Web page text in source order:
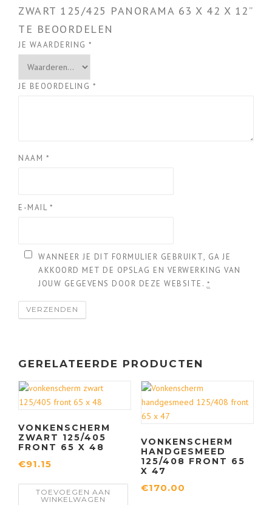
ZWART 125/425 PANORAMA 63 X 42 X 12”
TE BEOORDELEN
JE WAARDERING *
JE BEOORDELING *
NAAM *
E-MAIL *
WANNEER JE DIT FORMULIER GEBRUIKT, GA JE
AKKOORD MET DE OPSLAG EN VERWERKING VAN
JOUW GEGEVENS DOOR DEZE WEBSITE. *
GERELATEERDE PRODUCTEN
VONKENSCHERM
ZWART 125/405
FRONT 65 X 48
€91.15
TOEVOEGEN AAN
WINKELWAGEN
VONKENSCHERM
HANDGESMEED
125/408 FRONT 65
X 47
€170.00